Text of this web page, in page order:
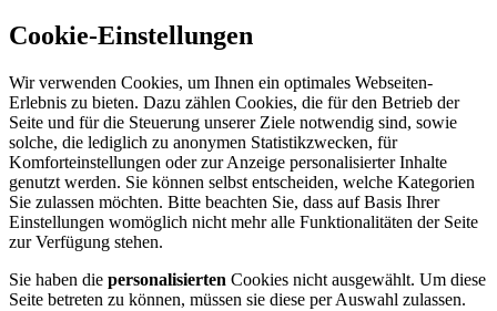
Cookie-Einstellungen
Wir verwenden Cookies, um Ihnen ein optimales Webseiten-
Erlebnis zu bieten. Dazu zählen Cookies, die für den Betrieb der
Seite und für die Steuerung unserer Ziele notwendig sind, sowie
solche, die lediglich zu anonymen Statistikzwecken, für
Komforteinstellungen oder zur Anzeige personalisierter Inhalte
genutzt werden. Sie können selbst entscheiden, welche Kategorien
Sie zulassen möchten. Bitte beachten Sie, dass auf Basis Ihrer
Einstellungen womöglich nicht mehr alle Funktionalitäten der Seite
zur Verfügung stehen.
Sie haben die personalisierten Cookies nicht ausgewählt. Um diese
Seite betreten zu können, müssen sie diese per Auswahl zulassen.